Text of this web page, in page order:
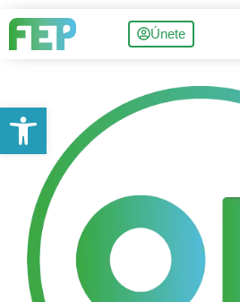
Únete
Abrir barra de herramientas